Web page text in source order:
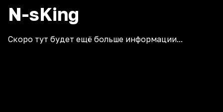
N-sKing
Скоро тут будет ещё больше информации...